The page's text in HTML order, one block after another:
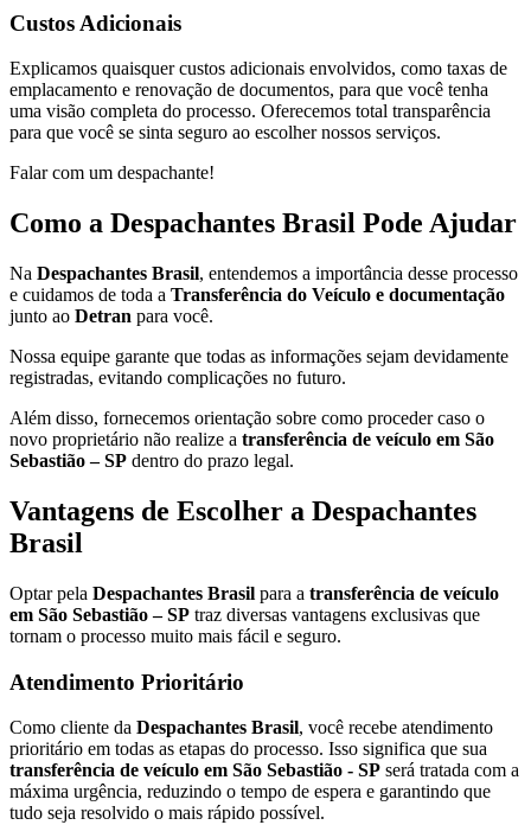
Custos Adicionais
Explicamos quaisquer custos adicionais envolvidos, como taxas de
emplacamento e renovação de documentos, para que você tenha
uma visão completa do processo. Oferecemos total transparência
para que você se sinta seguro ao escolher nossos serviços.
Falar com um despachante!
Como a Despachantes Brasil Pode Ajudar
Na Despachantes Brasil, entendemos a importância desse processo
e cuidamos de toda a Transferência do Veículo e documentação
junto ao Detran para você.
Nossa equipe garante que todas as informações sejam devidamente
registradas, evitando complicações no futuro.
Além disso, fornecemos orientação sobre como proceder caso o
novo proprietário não realize a transferência de veículo em São
Sebastião – SP dentro do prazo legal.
Vantagens de Escolher a Despachantes
Brasil
Optar pela Despachantes Brasil para a transferência de veículo
em São Sebastião – SP traz diversas vantagens exclusivas que
tornam o processo muito mais fácil e seguro.
Atendimento Prioritário
Como cliente da Despachantes Brasil, você recebe atendimento
prioritário em todas as etapas do processo. Isso significa que sua
transferência de veículo em São Sebastião - SP será tratada com a
máxima urgência, reduzindo o tempo de espera e garantindo que
tudo seja resolvido o mais rápido possível.